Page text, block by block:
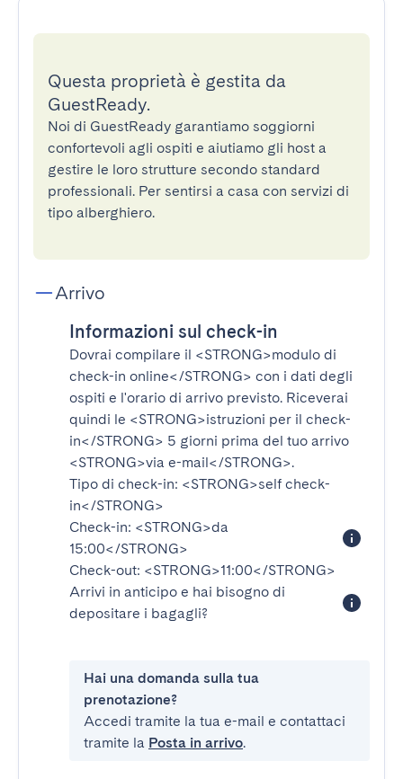
Questa proprietà è gestita da
GuestReady.
Noi di GuestReady garantiamo soggiorni
confortevoli agli ospiti e aiutiamo gli host a
gestire le loro strutture secondo standard
professionali. Per sentirsi a casa con servizi di
tipo alberghiero.
Arrivo
Informazioni sul check-in
Dovrai compilare il <STRONG>modulo di
check-in online</STRONG> con i dati degli
ospiti e l'orario di arrivo previsto. Riceverai
quindi le <STRONG>istruzioni per il check-
in</STRONG> 5 giorni prima del tuo arrivo
<STRONG>via e-mail</STRONG>.
Tipo di check-in: <STRONG>self check-
in</STRONG>
Check-in: <STRONG>da
15:00</STRONG>
Check-out: <STRONG>11:00</STRONG>
Arrivi in anticipo e hai bisogno di
depositare i bagagli?
Hai una domanda sulla tua
prenotazione?
Accedi tramite la tua e-mail e contattaci
tramite la Posta in arrivo.